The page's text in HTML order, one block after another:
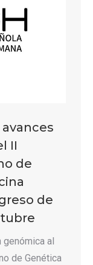
II
de
de
al
de Genética